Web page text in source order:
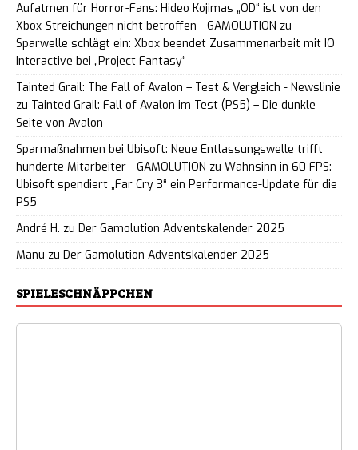
Aufatmen für Horror-Fans: Hideo Kojimas „OD“ ist von den
Xbox-Streichungen nicht betroffen - GAMOLUTION zu
Sparwelle schlägt ein: Xbox beendet Zusammenarbeit mit IO
Interactive bei „Project Fantasy“
Tainted Grail: The Fall of Avalon – Test & Vergleich - Newslinie
zu Tainted Grail: Fall of Avalon im Test (PS5) – Die dunkle
Seite von Avalon
Sparmaßnahmen bei Ubisoft: Neue Entlassungswelle trifft
hunderte Mitarbeiter - GAMOLUTION zu Wahnsinn in 60 FPS:
Ubisoft spendiert „Far Cry 3“ ein Performance-Update für die
PS5
André H. zu Der Gamolution Adventskalender 2025
Manu zu Der Gamolution Adventskalender 2025
SPIELESCHNÄPPCHEN